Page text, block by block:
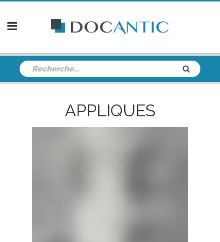
APPLIQUES